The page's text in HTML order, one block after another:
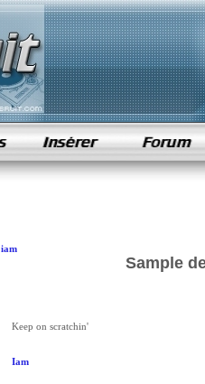
iam
Sample
Keep on scratchin'
Iam